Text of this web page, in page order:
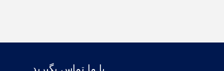
با ما تماس بگیرید